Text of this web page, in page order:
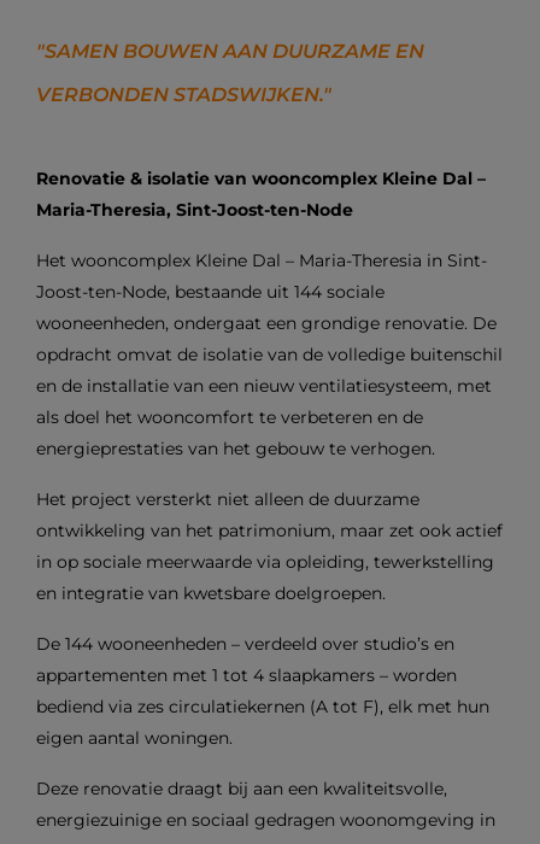
Renovatie & isolatie van wooncomplex Kleine Dal –
Maria-Theresia, Sint-Joost-ten-Node
Het wooncomplex Kleine Dal – Maria-Theresia in Sint-
Joost-ten-Node, bestaande uit 144 sociale
wooneenheden, ondergaat een grondige renovatie. De
opdracht omvat de isolatie van de volledige buitenschil
en de installatie van een nieuw ventilatiesysteem, met
als doel het wooncomfort te verbeteren en de
energieprestaties van het gebouw te verhogen.
Het project versterkt niet alleen de duurzame
ontwikkeling van het patrimonium, maar zet ook actief
in op sociale meerwaarde via opleiding, tewerkstelling
en integratie van kwetsbare doelgroepen.
De 144 wooneenheden – verdeeld over studio’s en
appartementen met 1 tot 4 slaapkamers – worden
bediend via zes circulatiekernen (A tot F), elk met hun
eigen aantal woningen.
Deze renovatie draagt bij aan een kwaliteitsvolle,
energiezuinige en sociaal gedragen woonomgeving in
"SAMEN BOUWEN AAN DUURZAME EN
VERBONDEN STADSWIJKEN."